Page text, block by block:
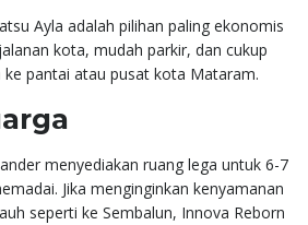
Ayla adalah pilihan paling ekonomis
kota, mudah parkir, dan cukup
pantai atau pusat kota Mataram.
menyediakan ruang lega untuk 6-7
Jika menginginkan kenyamanan
seperti ke Sembalun, Innova Reborn